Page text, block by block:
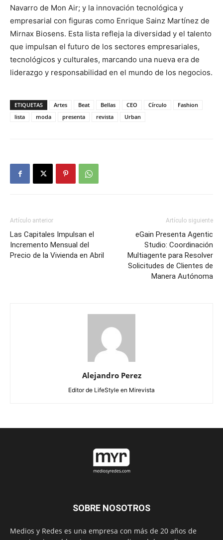
Navarro de Mon Air; y la innovación tecnológica y
empresarial con figuras como Enrique Sainz Martínez de
Mirnax Biosens. Esta lista refleja la diversidad y el talento
que impulsan el futuro de los sectores empresariales,
tecnológicos y culturales, marcando una nueva era de
liderazgo y responsabilidad en el mundo de los negocios.
ETIQUETAS Artes Beat Bellas CEO Círculo
Fashion
lista
moda presenta revista Urban
Artículo anterior
Las Capitales Impulsan el
Incremento Mensual del
Precio de la Vivienda en Abril
Artículo siguiente
eGain Presenta Agentic
Studio: Coordinación
Multiagente para Resolver
Solicitudes de Clientes de
Manera Autónoma
Alejandro Perez
Editor de LifeStyle en Mirevista
SOBRE NOSOTROS
Medios y Redes es una empresa con más de 20 años de